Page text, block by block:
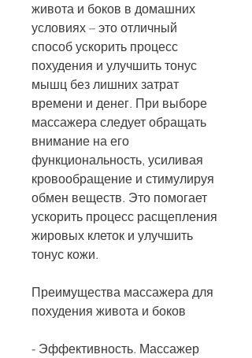
живота и боков в домашних
условиях – это отличный
способ ускорить процесс
похудения и улучшить тонус
мышц без лишних затрат
времени и денег. При выборе
массажера следует обращать
внимание на его
функциональность, усиливая
кровообращение и стимулируя
обмен веществ. Это помогает
ускорить процесс расщепления
жировых клеток и улучшить
тонус кожи.
Преимущества массажера для
похудения живота и боков
- Эффективность. Массажер